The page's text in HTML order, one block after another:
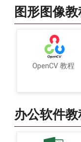
图形图像教
OpenCV 教程
办公软件教